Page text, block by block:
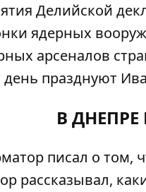
Делийской
ядерных
арсеналов
день празднуют
В
писал о том,
рассказывал,